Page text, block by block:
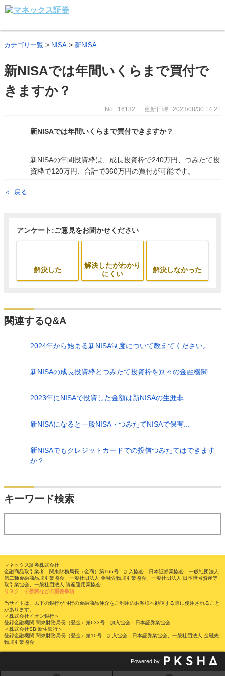
カテゴリ一覧 > NISA > 新NISA
新NISAでは年間いくらまで買付で
きますか？
No : 16132 更新日時 : 2023/08/30 14:21
新NISAでは年間いくらまで買付できますか？
新NISAの年間投資枠は、成長投資枠で240万円、つみたて投
資枠で120万円、合計で360万円の買付が可能です。
戻る
アンケート:ご意見をお聞かせください
解決した
解決したがわかり
にくい
解決しなかった
関連するQ&A
2024年から始まる新NISA制度について教えてください。
新NISAの成長投資枠とつみたて投資枠を別々の金融機関...
2023年にNISAで投資した金額は新NISAの生涯非...
新NISAになると一般NISA・つみたてNISAで保有...
新NISAでもクレジットカードでの投信つみたてはできます
か？
キーワード検索
マネックス証券株式会社
金融商品取引業者 関東財務局長（金商）第165号 加入協会：日本証券業協会、一般社団法人
第二種金融商品取引業協会、一般社団法人 金融先物取引業協会、一般社団法人 日本暗号資産等
取引業協会、一般社団法人 資産運用業協会
リスク・手数料などの重要事項
当サイトは、以下の銀行が同行の金融商品仲介をご利用のお客様へ勧誘する際に使用されること
があります。
＜株式会社イオン銀行＞
登録金融機関 関東財務局長（登金）第633号 加入協会：日本証券業協会
＜株式会社SBI新生銀行＞
登録金融機関 関東財務局長（登金）第10号 加入協会：日本証券業協会、一般社団法人 金融先
物取引業協会
Powered by